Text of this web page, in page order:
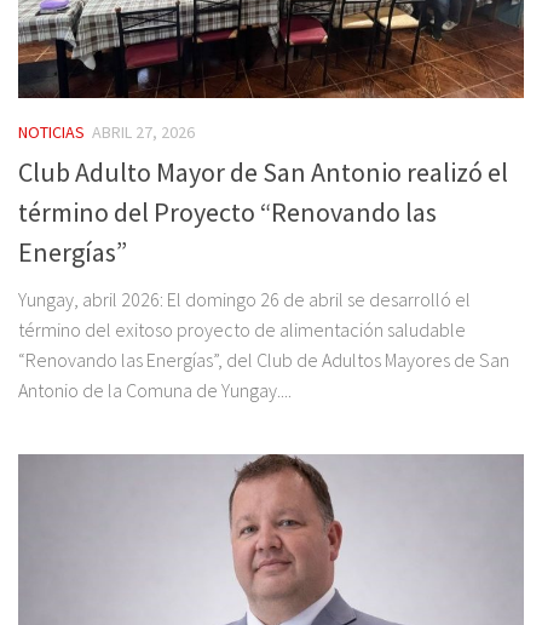
NOTICIAS ABRIL 27, 2026
Club Adulto Mayor de San Antonio realizó el
término del Proyecto “Renovando las
Energías”
Yungay, abril 2026: El domingo 26 de abril se desarrolló el
término del exitoso proyecto de alimentación saludable
“Renovando las Energías”, del Club de Adultos Mayores de San
Antonio de la Comuna de Yungay....